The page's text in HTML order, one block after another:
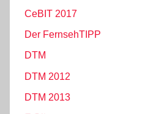
CeBIT 2017
Der FernsehTIPP
DTM
DTM 2012
DTM 2013